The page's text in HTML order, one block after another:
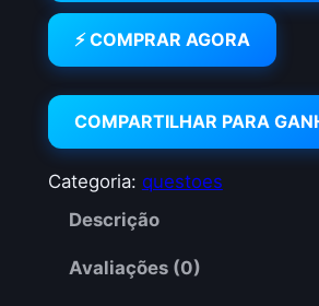
⚡ COMPRAR AGORA
COMPARTILHAR PARA
Categoria: questoes
Descrição
Avaliações (0)